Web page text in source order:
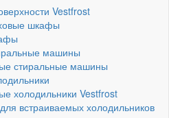
Vestfrost
шкафы
машины
стиральные машины
холодильники Vestfrost
встраиваемых холодильников